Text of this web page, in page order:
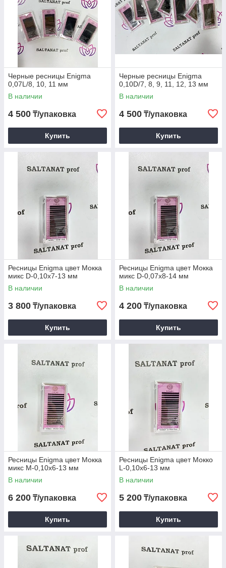
Черные ресницы Enigma
0,07L/8, 10, 11 мм
В наличии
4 500 ₸/упаковка
Купить
Черные ресницы Enigma
0,10D/7, 8, 9, 11, 12, 13 мм
В наличии
4 500 ₸/упаковка
Купить
Ресницы Enigma цвет Мокка
микс D-0,10х7-13 мм
В наличии
3 800 ₸/упаковка
Купить
Ресницы Enigma цвет Мокка
микс D-0,07х8-14 мм
В наличии
4 200 ₸/упаковка
Купить
Ресницы Enigma цвет Мокка
микс М-0,10х6-13 мм
В наличии
6 200 ₸/упаковка
Купить
Ресницы Enigma цвет Мокко
L-0,10х6-13 мм
В наличии
5 200 ₸/упаковка
Купить